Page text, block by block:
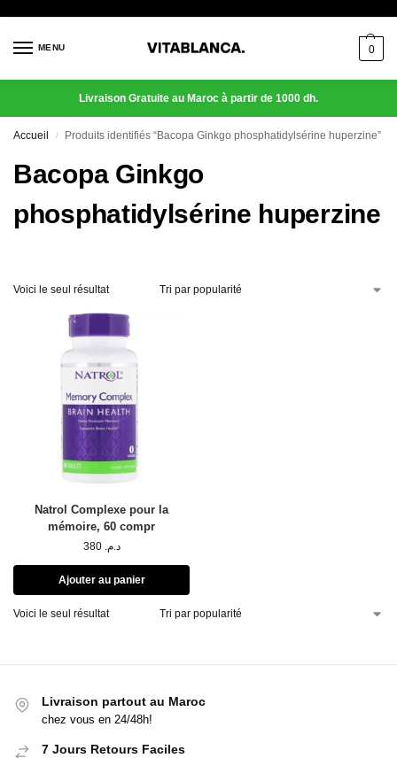
MENU 0
Livraison Gratuite au Maroc à partir de 1000 dh.
Accueil / Produits identifiés “Bacopa Ginkgo phosphatidylsérine huperzine”
Bacopa Ginkgo
phosphatidylsérine huperzine
Voici le seul résultat
Natrol Complexe pour la
mémoire, 60 compr
د.م. 380
Ajouter au panier
Voici le seul résultat
Livraison partout au Maroc
chez vous en 24/48h!
7 Jours Retours Faciles